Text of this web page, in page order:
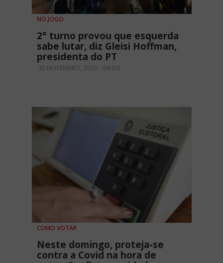
NO JOGO
2° turno provou que esquerda
sabe lutar, diz Gleisi Hoffman,
presidenta do PT
30 NOVEMBRO, 2020 - 09H52
COMO VOTAR
Neste domingo, proteja-se
contra a Covid na hora de